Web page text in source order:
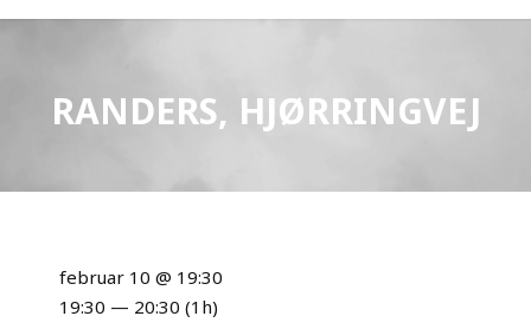
RANDERS, HJØRRINGVEJ
februar 10 @ 19:30
19:30 — 20:30 (1h)